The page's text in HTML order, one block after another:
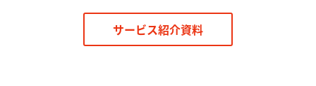
サービス紹介資料